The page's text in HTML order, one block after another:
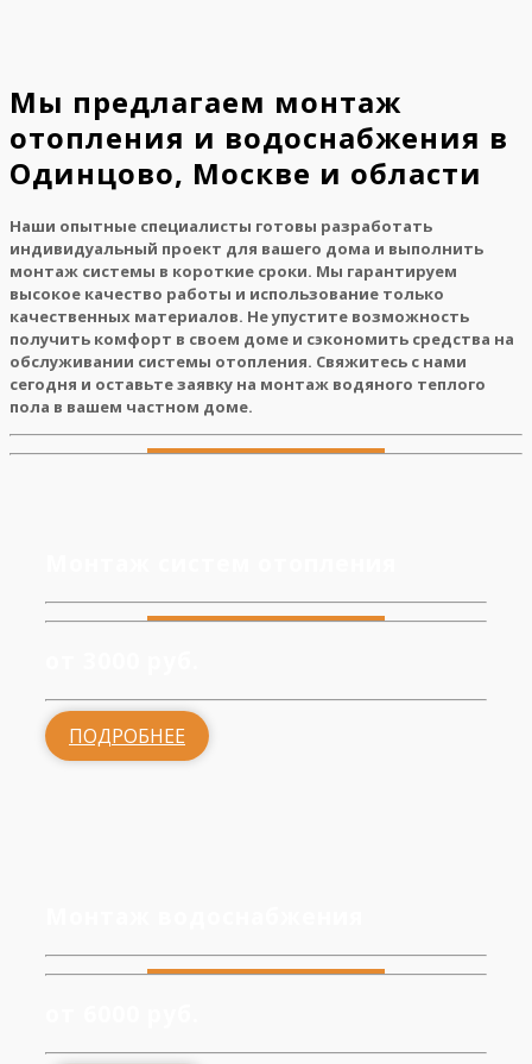
Мы предлагаем монтаж
отопления и водоснабжения в
Одинцово, Москве и области
Наши опытные специалисты готовы разработать
индивидуальный проект для вашего дома и выполнить
монтаж системы в короткие сроки. Мы гарантируем
высокое качество работы и использование только
качественных материалов. Не упустите возможность
получить комфорт в своем доме и сэкономить средства на
обслуживании системы отопления. Свяжитесь с нами
сегодня и оставьте заявку на монтаж водяного теплого
пола в вашем частном доме.
ПОДРОБНЕЕ